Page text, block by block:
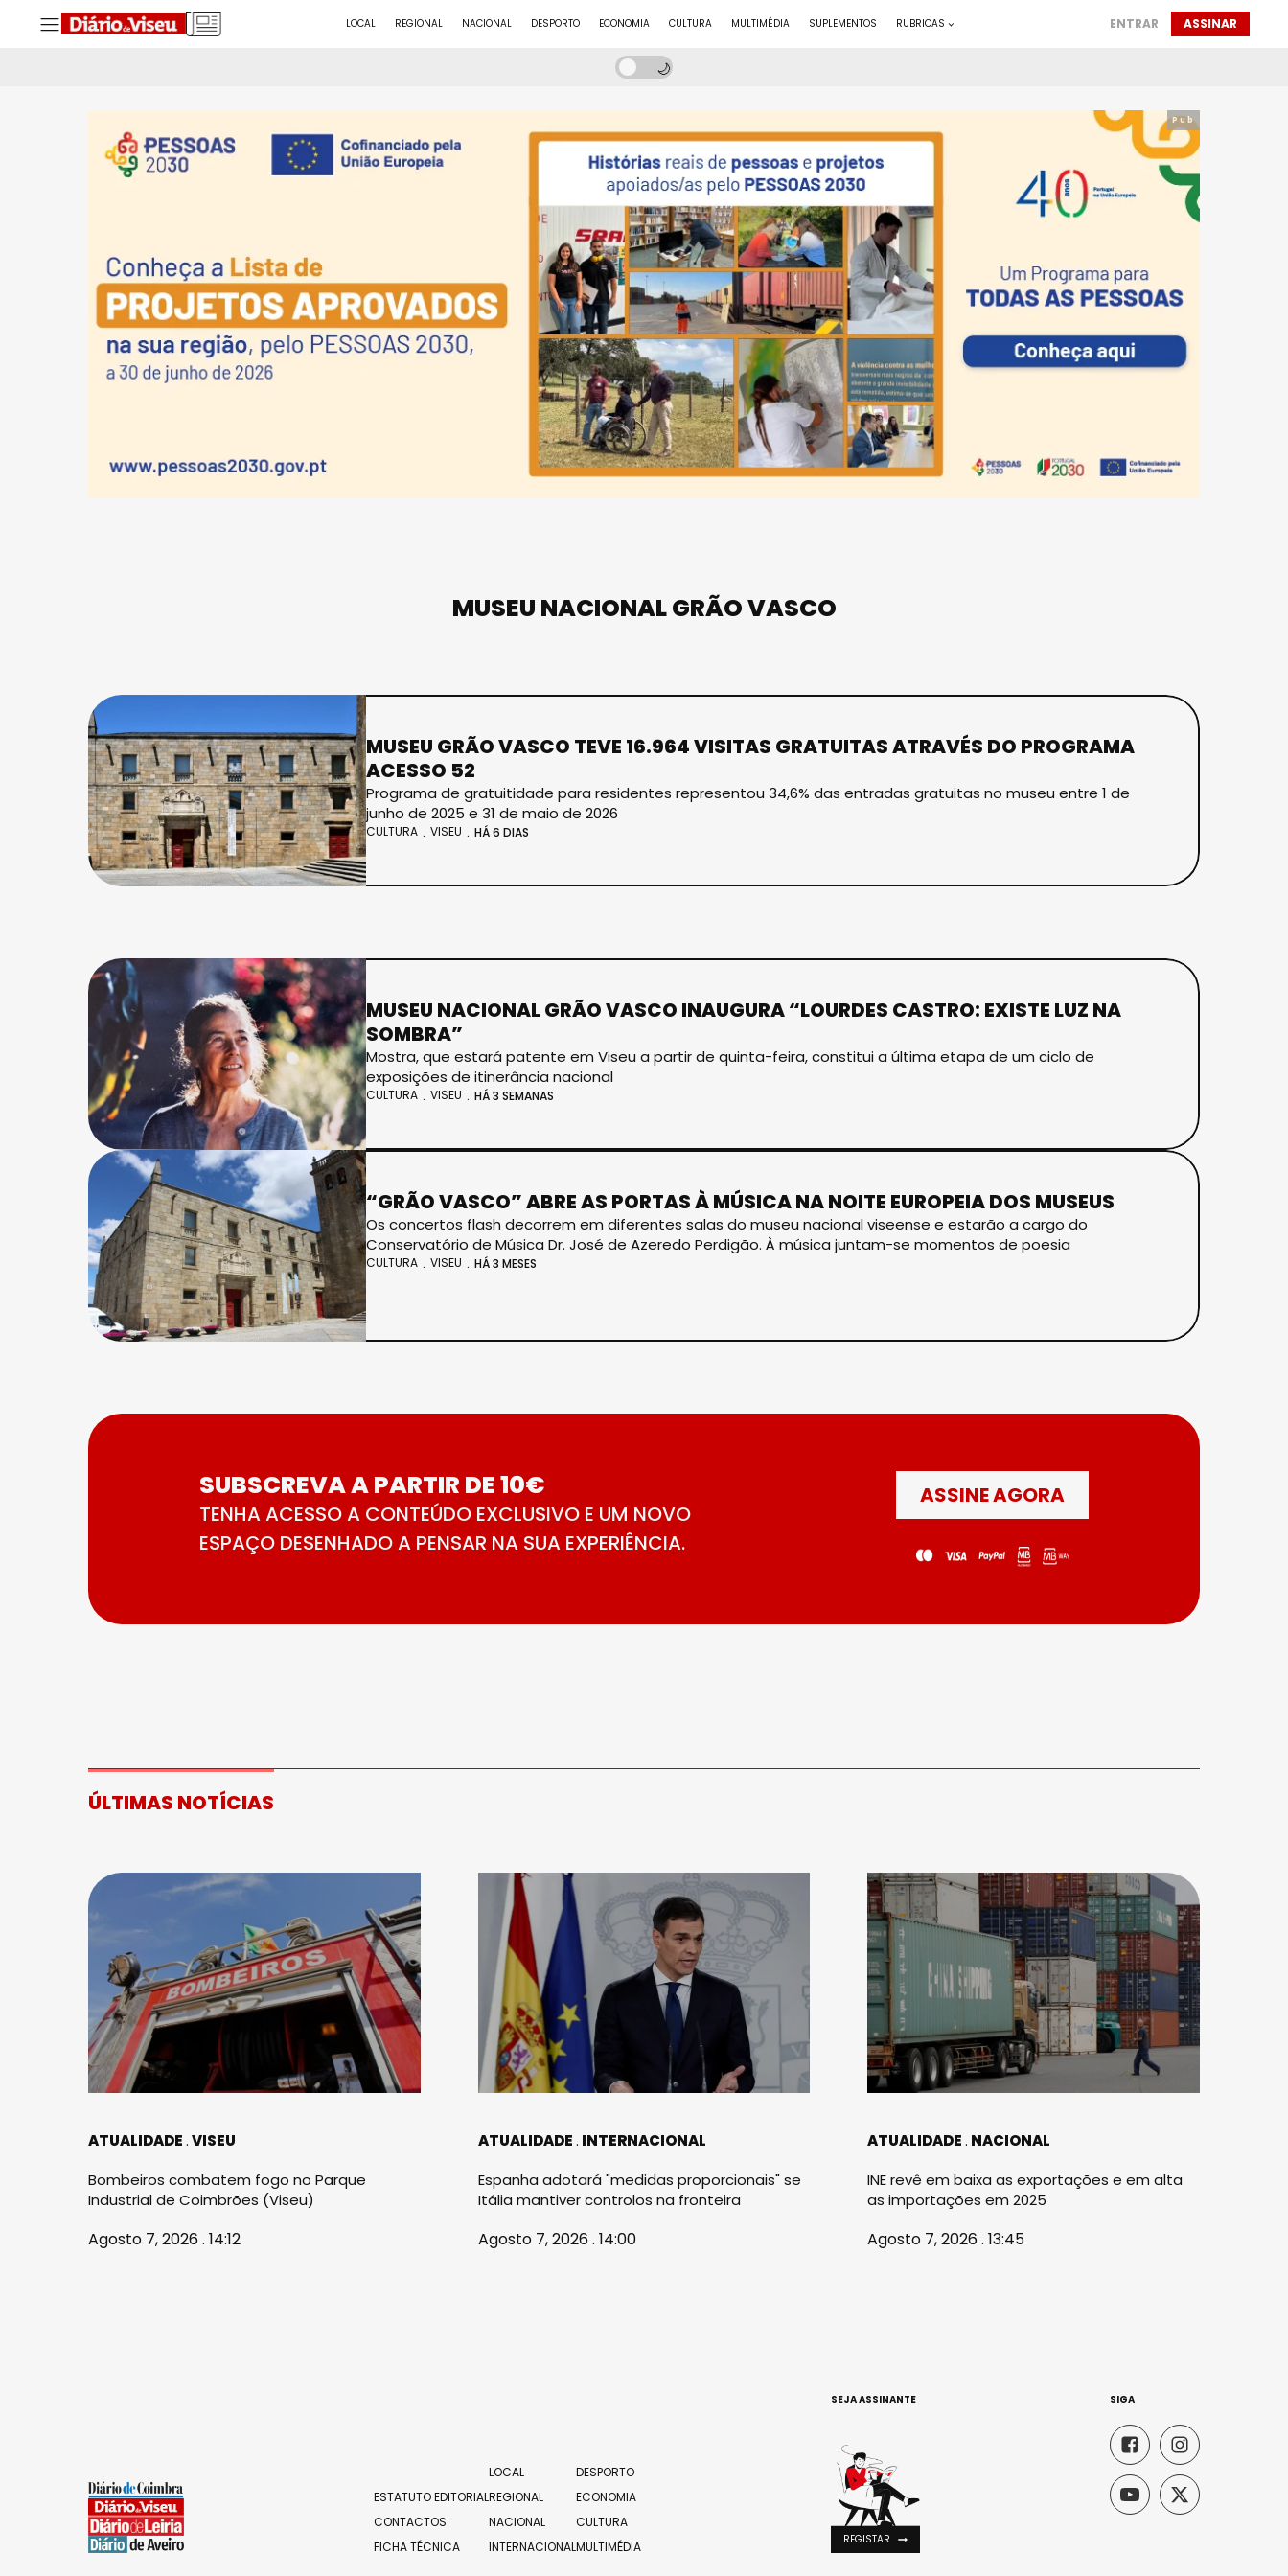
LOCAL REGIONAL NACIONAL DESPORTO ECONOMIA CULTURA MULTIMÉDIA SUPLEMENTOS RUBRICAS ENTRAR ASSINAR
Pub
MUSEU NACIONAL GRÃO VASCO
MUSEU GRÃO VASCO TEVE 16.964 VISITAS GRATUITAS ATRAVÉS DO PROGRAMA
ACESSO 52
Programa de gratuitidade para residentes representou 34,6% das entradas gratuitas no museu entre 1 de
junho de 2025 e 31 de maio de 2026
CULTURA VISEU HÁ 6 DIAS
MUSEU NACIONAL GRÃO VASCO INAUGURA “LOURDES CASTRO: EXISTE LUZ NA
SOMBRA”
Mostra, que estará patente em Viseu a partir de quinta-feira, constitui a última etapa de um ciclo de
exposições de itinerância nacional
CULTURA VISEU HÁ 3 SEMANAS
“GRÃO VASCO” ABRE AS PORTAS À MÚSICA NA NOITE EUROPEIA DOS MUSEUS
Os concertos flash decorrem em diferentes salas do museu nacional viseense e estarão a cargo do
Conservatório de Música Dr. José de Azeredo Perdigão. À música juntam-se momentos de poesia
CULTURA VISEU HÁ 3 MESES
SUBSCREVA A PARTIR DE 10€
TENHA ACESSO A CONTEÚDO EXCLUSIVO E UM NOVO
ESPAÇO DESENHADO A PENSAR NA SUA EXPERIÊNCIA.
ASSINE AGORA
ÚLTIMAS NOTÍCIAS
ATUALIDADE VISEU
Bombeiros combatem fogo no Parque
Industrial de Coimbrões (Viseu)
Agosto 7, 2026 . 14:12
ATUALIDADE INTERNACIONAL
Espanha adotará "medidas proporcionais" se
Itália mantiver controlos na fronteira
Agosto 7, 2026 . 14:00
ATUALIDADE NACIONAL
INE revê em baixa as exportações e em alta
as importações em 2025
Agosto 7, 2026 . 13:45
ESTATUTO EDITORIAL
CONTACTOS
FICHA TÉCNICA
LOCAL
REGIONAL
NACIONAL
INTERNACIONAL
DESPORTO
ECONOMIA
CULTURA
MULTIMÉDIA
SEJA ASSINANTE
REGISTAR
SIGA